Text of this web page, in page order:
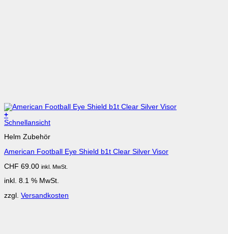
+
Schnellansicht
Helm Zubehör
American Football Eye Shield b1t Clear Silver Visor
CHF 69.00 inkl. MwSt.
inkl. 8.1 % MwSt.
zzgl. Versandkosten